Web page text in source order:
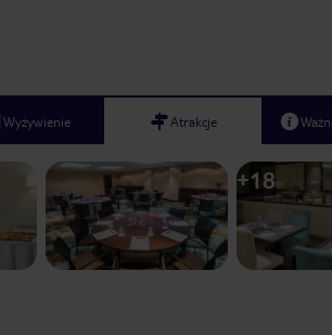
Wyżywienie Atrakcje
+18